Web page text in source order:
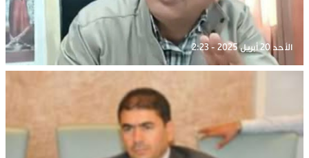
الأحد 20 أبريل 2025 - 2:23